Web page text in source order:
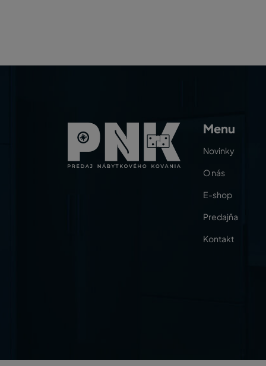
Menu
Novinky
O nás
E-shop
Predajňa
Kontakt